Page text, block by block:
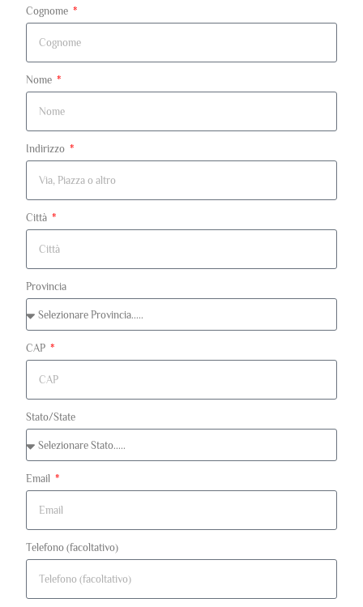
Cognome
Nome
Indirizzo
Città
Provincia
CAP
Stato/State
Email
Telefono (facoltativo)